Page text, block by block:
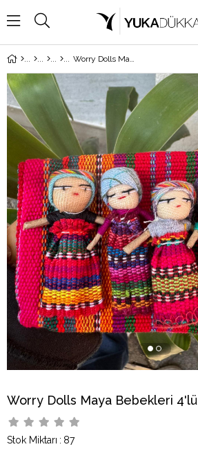
Worry Dolls Maya Bebekleri 4'lü
Worry Dolls Maya Bebekleri 4'lü
Stok Miktarı : 87